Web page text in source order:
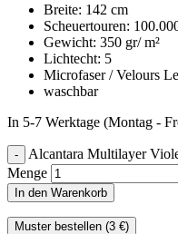
Breite: 142 cm
Scheuertouren:
Gewicht: 350 gr/ m²
Lichtecht: 5
Microfaser / Velours
waschbar
In 5-7 Werktage (Montag -
Alcantara Multilayer
Menge
In den Warenkorb
Muster bestellen (3 €)